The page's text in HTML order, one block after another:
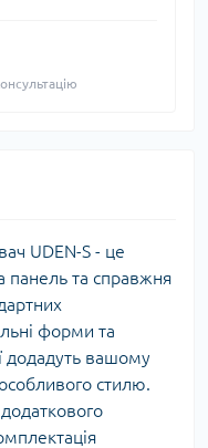
UDEN-S - це
панель та справжня
форми та
додадуть вашому
стилю.